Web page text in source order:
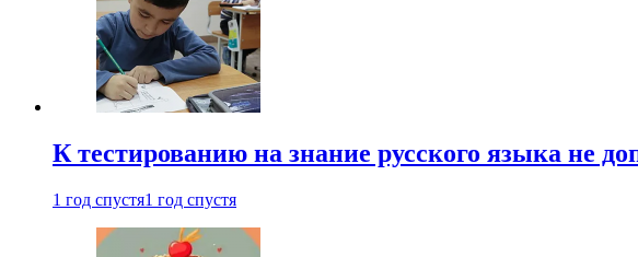
К тестированию на знание русского языка не
1 год спустя1 год спустя